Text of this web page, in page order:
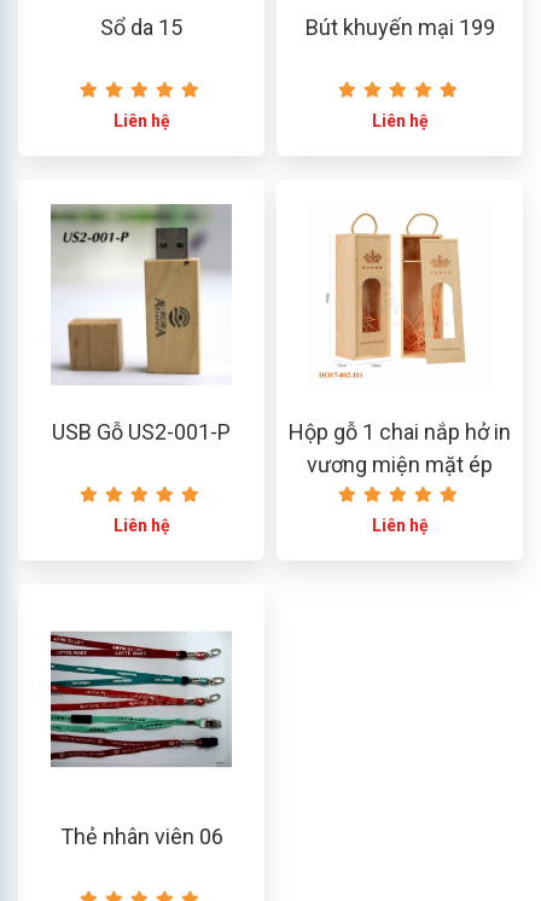
Sổ da 15
Liên hệ
Bút khuyến mại 199
Liên hệ
USB Gỗ US2-001-P
Liên hệ
Hộp gỗ 1 chai nắp hở in
vương miện mặt ép
Liên hệ
Thẻ nhân viên 06